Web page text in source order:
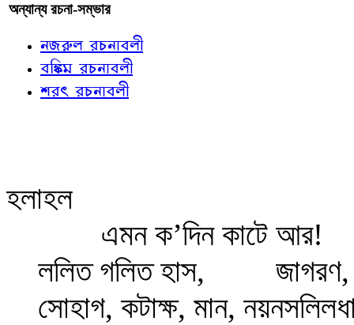
অন্যান্য রচনা-সম্ভার
নজরুল রচনাবলী
বঙ্কিম রচনাবলী
শরৎ রচনাবলী
হলাহল
এমন ক’দিন কাটে আর!
ললিত গলিত হাস,
জাগরণ,
সোহাগ, কটাক্ষ, মান,